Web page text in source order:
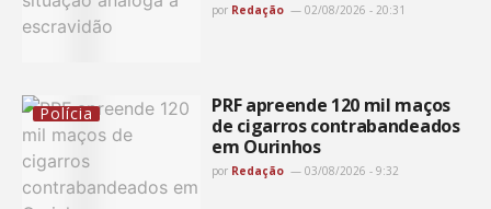
por Redação 02/08/2026 - 20:31
Polícia
PRF apreende 120 mil maços
de cigarros contrabandeados
em Ourinhos
por Redação 03/08/2026 - 9:32